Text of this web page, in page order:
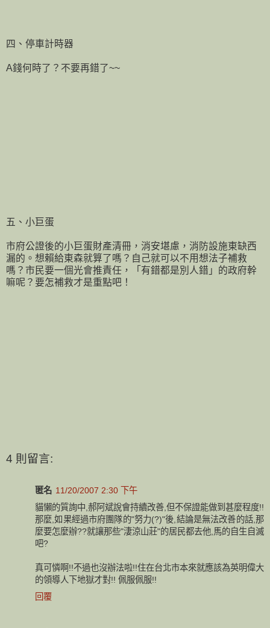
四、停車計時器
A錢何時了？不要再錯了~~
五、小巨蛋
市府公證後的小巨蛋財產清冊，消安堪慮，消防設施東缺西
漏的。想賴給東森就算了嗎？自己就可以不用想法子補救
嗎？市民要一個光會推責任，「有錯都是別人錯」的政府幹
嘛呢？要怎補救才是重點吧！
4 則留言:
匿名 11/20/2007 2:30 下午
貓懶的質詢中,郝阿斌說會持續改善,但不保證能做到甚麼程度!!
那麼,如果經過市府團隊的"努力(?)"後,結論是無法改善的話,那
麼要怎麼辦??就讓那些"淒涼山莊"的居民都去他,馬的自生自滅
吧?
真可憐啊!!不過也沒辦法啦!!住在台北市本來就應該為英明偉大
的領導人下地獄才對!! 佩服佩服!!
回覆